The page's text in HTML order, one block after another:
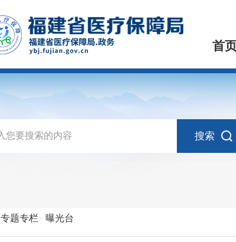
首
搜索
专题专栏 曝光台